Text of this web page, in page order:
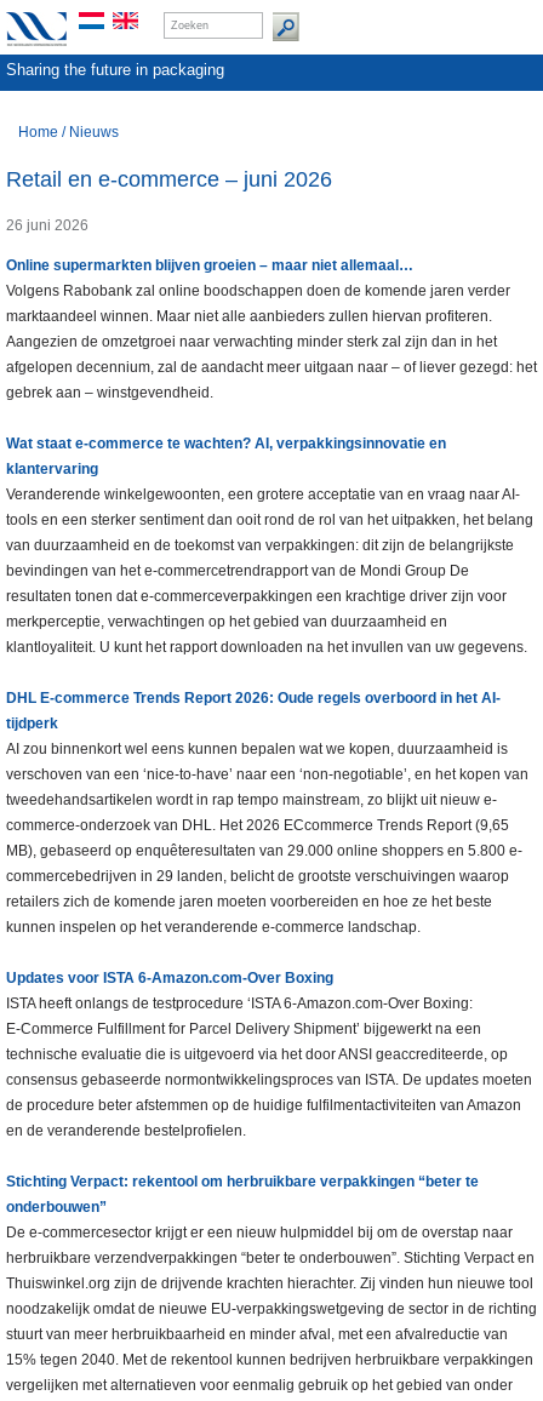
Sharing the future in packaging
Home / Nieuws
Retail en e-commerce – juni 2026
26 juni 2026
Online supermarkten blijven groeien – maar niet allemaal…
Volgens Rabobank zal online boodschappen doen de komende jaren verder
marktaandeel winnen. Maar niet alle aanbieders zullen hiervan profiteren.
Aangezien de omzetgroei naar verwachting minder sterk zal zijn dan in het
afgelopen decennium, zal de aandacht meer uitgaan naar – of liever gezegd: het
gebrek aan – winstgevendheid.
Wat staat e-commerce te wachten? AI, verpakkingsinnovatie en
klantervaring
Veranderende winkelgewoonten, een grotere acceptatie van en vraag naar AI-
tools en een sterker sentiment dan ooit rond de rol van het uitpakken, het belang
van duurzaamheid en de toekomst van verpakkingen: dit zijn de belangrijkste
bevindingen van het e-commercetrendrapport van de Mondi Group De
resultaten tonen dat e-commerceverpakkingen een krachtige driver zijn voor
merkperceptie, verwachtingen op het gebied van duurzaamheid en
klantloyaliteit. U kunt het rapport downloaden na het invullen van uw gegevens.
DHL E-commerce Trends Report 2026: Oude regels overboord in het AI-
tijdperk
AI zou binnenkort wel eens kunnen bepalen wat we kopen, duurzaamheid is
verschoven van een ‘nice-to-have’ naar een ‘non-negotiable’, en het kopen van
tweedehandsartikelen wordt in rap tempo mainstream, zo blijkt uit nieuw e-
commerce-onderzoek van DHL. Het 2026 ECcommerce Trends Report (9,65
MB), gebaseerd op enquêteresultaten van 29.000 online shoppers en 5.800 e-
commercebedrijven in 29 landen, belicht de grootste verschuivingen waarop
retailers zich de komende jaren moeten voorbereiden en hoe ze het beste
kunnen inspelen op het veranderende e-commerce landschap.
Updates voor ISTA 6‑Amazon.com‑Over Boxing
ISTA heeft onlangs de testprocedure ‘ISTA 6‑Amazon.com-Over Boxing:
E‑Commerce Fulfillment for Parcel Delivery Shipment’ bijgewerkt na een
technische evaluatie die is uitgevoerd via het door ANSI geaccrediteerde, op
consensus gebaseerde normontwikkelingsproces van ISTA. De updates moeten
de procedure beter afstemmen op de huidige fulfilmentactiviteiten van Amazon
en de veranderende bestelprofielen.
Stichting Verpact: rekentool om herbruikbare verpakkingen “beter te
onderbouwen”
De e-commercesector krijgt er een nieuw hulpmiddel bij om de overstap naar
herbruikbare verzendverpakkingen “beter te onderbouwen”. Stichting Verpact en
Thuiswinkel.org zijn de drijvende krachten hierachter. Zij vinden hun nieuwe tool
noodzakelijk omdat de nieuwe EU-verpakkingswetgeving de sector in de richting
stuurt van meer herbruikbaarheid en minder afval, met een afvalreductie van
15% tegen 2040. Met de rekentool kunnen bedrijven herbruikbare verpakkingen
vergelijken met alternatieven voor eenmalig gebruik op het gebied van onder